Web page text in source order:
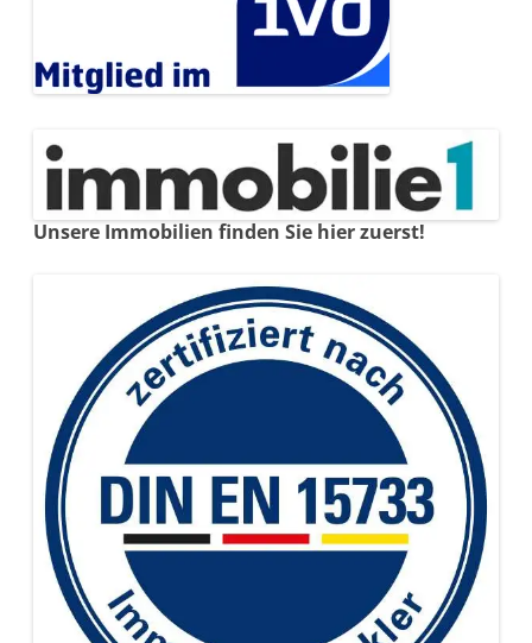
Unsere Immobilien finden Sie hier zuerst!